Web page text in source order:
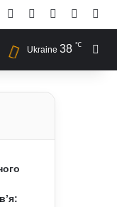
Instagram
RSS Log In
Ukraine 38 ℃